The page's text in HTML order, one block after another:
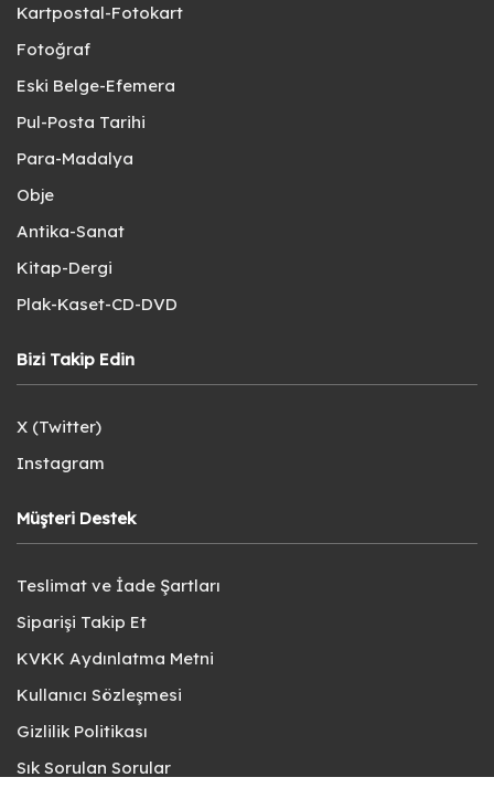
Kartpostal-Fotokart
Fotoğraf
Eski Belge-Efemera
Pul-Posta Tarihi
Para-Madalya
Obje
Antika-Sanat
Kitap-Dergi
Plak-Kaset-CD-DVD
Bizi Takip Edin
X (Twitter)
Instagram
Müşteri Destek
Teslimat ve İade Şartları
Siparişi Takip Et
KVKK Aydınlatma Metni
Kullanıcı Sözleşmesi
Gizlilik Politikası
Sık Sorulan Sorular